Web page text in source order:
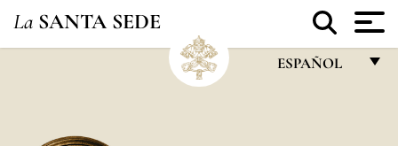
La SANTA SEDE
ESPAÑOL